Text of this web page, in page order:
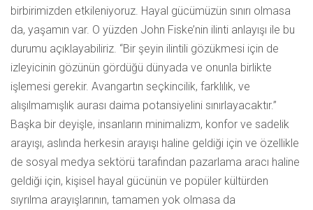
birbirimizden etkileniyoruz. Hayal gücümüzün sınırı olmasa
da, yaşamın var. O yüzden John Fiske’nin ilinti anlayışı ile bu
durumu açıklayabiliriz. “Bir şeyin ilintili gözükmesi için de
izleyicinin gözünün gördüğü dünyada ve onunla birlikte
işlemesi gerekir. Avangartın seçkincilik, farklılık, ve
alışılmamışlık aurası daima potansiyelini sınırlayacaktır.”
Başka bir deyişle, insanların minimalizm, konfor ve sadelik
arayışı, aslında herkesin arayışı haline geldiği için ve özellikle
de sosyal medya sektörü tarafından pazarlama aracı haline
geldiği için, kişisel hayal gücünün ve popüler kültürden
sıyrılma arayışlarının, tamamen yok olmasa da